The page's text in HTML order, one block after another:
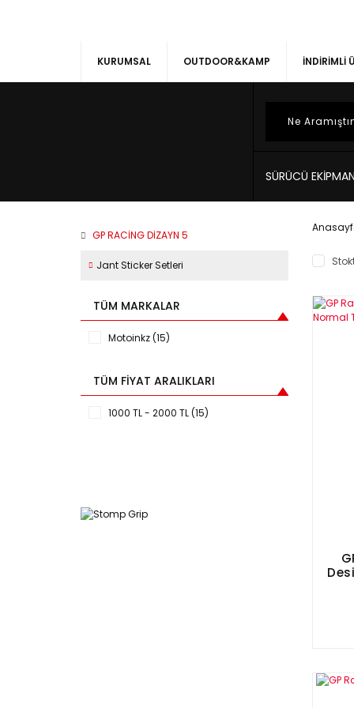
KURUMSAL OUTDOOR&KAMP İNDİRİMLİ
SÜRÜCÜ
GP RACING DIZAYN 5
Jant Sticker Setleri
TÜM MARKALAR
Motoinkz (15)
TÜM FIYAT ARALIKLARI
1000 TL - 2000 TL (15)